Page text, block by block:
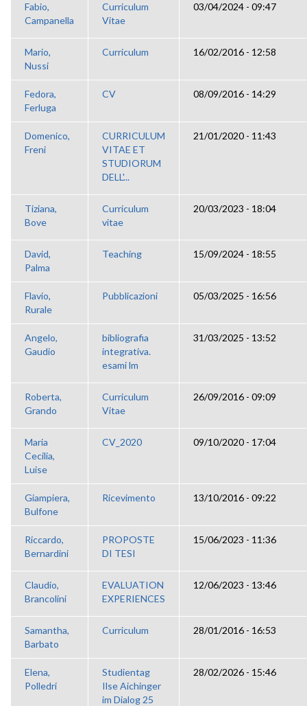
Fabio,
Campanella
Curriculum
Vitae
03/04/2024 - 09:47
Mario,
Nussi
Curriculum 16/02/2016 - 12:58
Fedora,
Ferluga
CV 08/09/2016 - 14:29
Domenico,
Freni
CURRICULUM
VITAE ET
STUDIORUM
DELL'...
21/01/2020 - 11:43
Tiziana,
Bove
Curriculum
vitae
20/03/2023 - 18:04
David,
Palma
Teaching 15/09/2024 - 18:55
Flavio,
Rurale
Pubblicazioni 05/03/2025 - 16:56
Angelo,
Gaudio
bibliografia
integrativa.
esami lm
31/03/2025 - 13:52
Roberta,
Grando
Curriculum
Vitae
26/09/2016 - 09:09
Maria
Cecilia,
Luise
CV_2020 09/10/2020 - 17:04
Giampiera,
Bulfone
Ricevimento 13/10/2016 - 09:22
Riccardo,
Bernardini
PROPOSTE
DI TESI
15/06/2023 - 11:36
Claudio,
Brancolini
EVALUATION
EXPERIENCES
12/06/2023 - 13:46
Samantha,
Barbato
Curriculum 28/01/2016 - 16:53
Elena,
Polledri
Studientag
Ilse Aichinger
im Dialog 25
28/02/2026 - 15:46